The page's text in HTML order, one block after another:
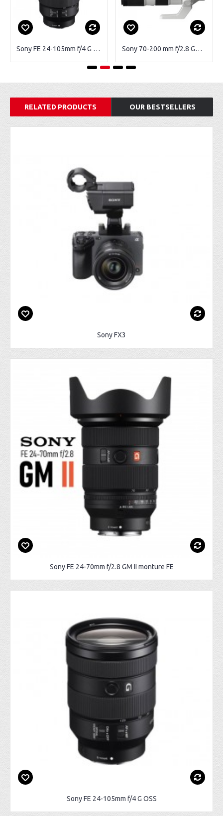
Sony FE 24-105mm f/4 G OSS Sony 70-200 mm f/2.8 GM monture Sony FE
RELATED PRODUCTS OUR BESTSELLERS
Sony FX3
Sony FE 24-70mm f/2.8 GM II monture FE
Sony FE 24-105mm f/4 G OSS